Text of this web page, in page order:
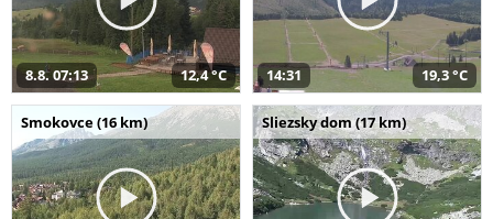
8.8. 07:13 12,4 °C 14:31 19,3 °C
Smokovce (16 km) Sliezsky dom (17 km)